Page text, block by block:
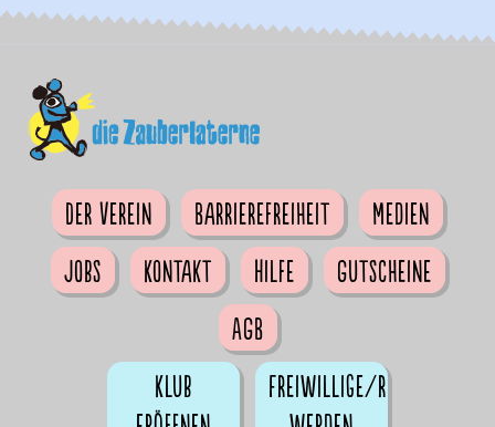
Der Verein Barrierefreiheit
Medien
Jobs
Kontakt Hilfe
Gutscheine
AGB
Klub
Freiwillige/r